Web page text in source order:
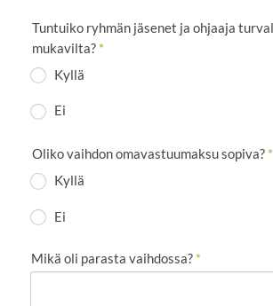
Tuntuiko ryhmän jäsenet ja ohjaaja turvallisilta ja
mukavilta?*
Kyllä
Ei
Oliko vaihdon omavastuumaksu sopiva?*
Kyllä
Ei
Mikä oli parasta vaihdossa? *